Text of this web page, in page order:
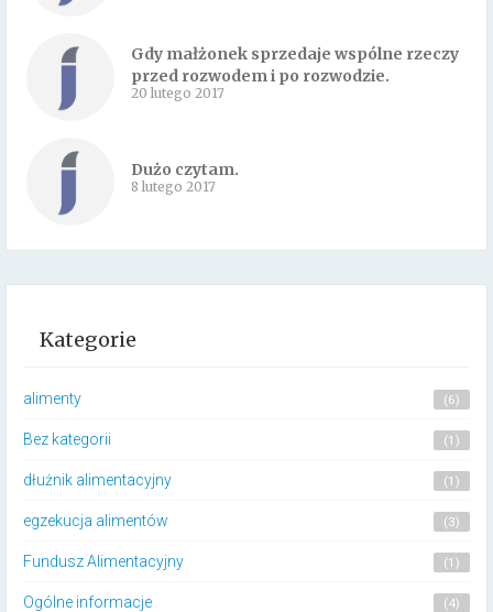
Gdy małżonek sprzedaje wspólne rzeczy
przed rozwodem i po rozwodzie.
20 lutego 2017
Dużo czytam.
8 lutego 2017
Kategorie
alimenty (6)
Bez kategorii (1)
dłużnik alimentacyjny (1)
egzekucja alimentów (3)
Fundusz Alimentacyjny (1)
Ogólne informacje (4)